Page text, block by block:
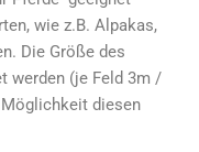
wie z.B. Alpakas,
Die Größe des
werden (je Feld 3m /
diesen